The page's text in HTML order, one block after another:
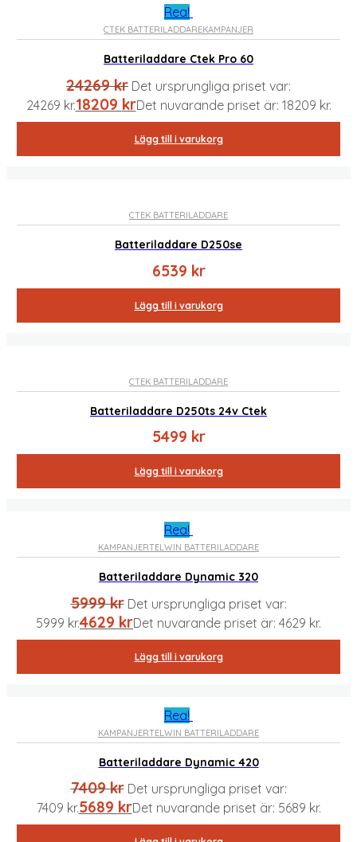
Rea!
CTEK BATTERILADDAREKAMPANJER
Batteriladdare Ctek Pro 60
24269kr Det ursprungliga priset var:
24269 kr.18209 krDet nuvarande priset är: 18209 kr.
Lägg till i varukorg
CTEK BATTERILADDARE
Batteriladdare D250se
6539 kr
Lägg till i varukorg
CTEK BATTERILADDARE
Batteriladdare D250ts 24v Ctek
5499 kr
Lägg till i varukorg
Rea!
KAMPANJERTELWIN BATTERILADDARE
Batteriladdare Dynamic 320
5999kr Det ursprungliga priset var:
5999 kr.4629 krDet nuvarande priset är: 4629 kr.
Lägg till i varukorg
Rea!
KAMPANJERTELWIN BATTERILADDARE
Batteriladdare Dynamic 420
7409kr Det ursprungliga priset var:
7409 kr.5689 krDet nuvarande priset är: 5689 kr.